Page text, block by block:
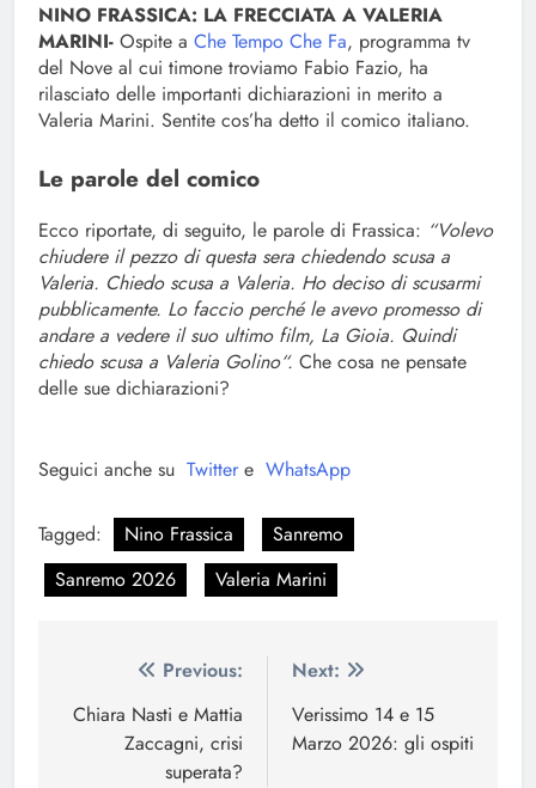
NINO FRASSICA: LA FRECCIATA A VALERIA
MARINI- Ospite a Che Tempo Che Fa, programma tv
del Nove al cui timone troviamo Fabio Fazio, ha
rilasciato delle importanti dichiarazioni in merito a
Valeria Marini. Sentite cos’ha detto il comico italiano.
Le parole del comico
Ecco riportate, di seguito, le parole di Frassica: “Volevo
chiudere il pezzo di questa sera chiedendo scusa a
Valeria. Chiedo scusa a Valeria. Ho deciso di scusarmi
pubblicamente. Lo faccio perché le avevo promesso di
andare a vedere il suo ultimo film, La Gioia. Quindi
chiedo scusa a Valeria Golino“. Che cosa ne pensate
delle sue dichiarazioni?
Seguici anche su Twitter e WhatsApp
Tagged: Nino Frassica
Sanremo
Sanremo 2026
Valeria Marini
Navigazione
articoli
Previous:
Chiara Nasti e Mattia
Zaccagni, crisi
superata?
Next:
Verissimo 14 e 15
Marzo 2026: gli ospiti